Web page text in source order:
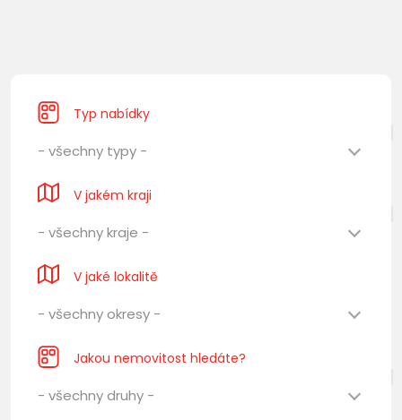
Typ nabídky
- všechny typy -
V jakém kraji
- všechny kraje -
V jaké lokalitě
- všechny okresy -
Jakou nemovitost hledáte?
- všechny druhy -